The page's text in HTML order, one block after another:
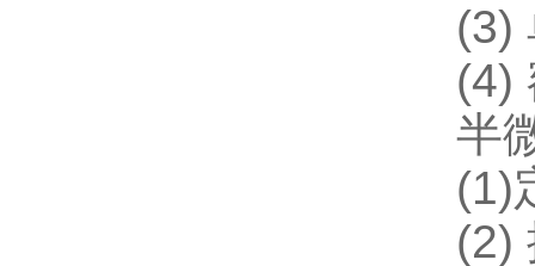
(3)
(4)
半
(1)
(2)